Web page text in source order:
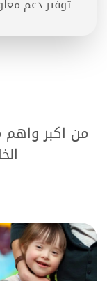
توفير دعم
من اكبر واهم